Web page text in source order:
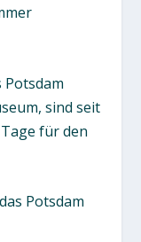
Potsdam
sind seit
für den
Potsdam